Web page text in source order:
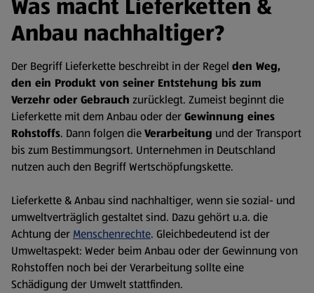
Was macht Lieferketten &
Anbau nachhaltiger?
Der Begriff Lieferkette beschreibt in der Regel den Weg,
den ein Produkt von seiner Entstehung bis zum
Verzehr oder Gebrauch zurücklegt. Zumeist beginnt die
Lieferkette mit dem Anbau oder derGewinnung eines
Rohstoffs. Dann folgen dieVerarbeitung und der Transport
bis zum Bestimmungsort. Unternehmen in Deutschland
nutzen auch den Begriff Wertschöpfungskette.
Lieferkette & Anbau sind nachhaltiger, wenn sie sozial- und
umweltverträglich gestaltet sind. Dazu gehört u.a. die
Achtung der Menschenrechte. Gleichbedeutend ist der
Umweltaspekt: Weder beim Anbau oder der Gewinnung von
Rohstoffen noch bei der Verarbeitung sollte eine
Schädigung der Umwelt stattfinden.